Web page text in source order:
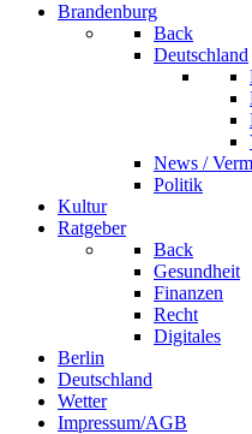
Brandenburg
Back
Deutschland
News /
Politik
Kultur
Ratgeber
Back
Gesundheit
Finanzen
Recht
Digitales
Berlin
Deutschland
Wetter
Impressum/AGB